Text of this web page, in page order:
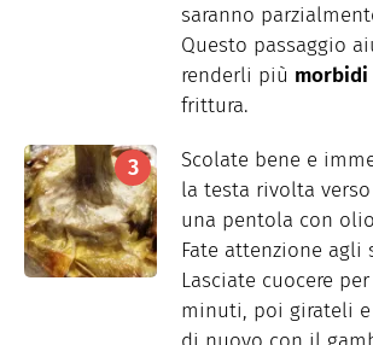
saranno
Questo passaggio
renderli più morbidi
frittura.
Scolate bene e
la testa rivolta
una pentola con
Fate attenzione agli
Lasciate cuocere
minuti, poi girateli